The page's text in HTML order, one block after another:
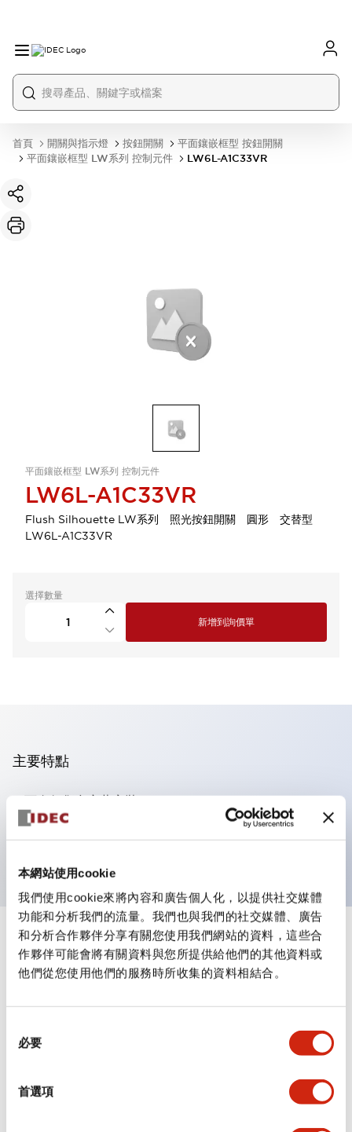
本網站使用cookie
我們使用cookie來將內容和廣告個人化，以提供社交媒體
功能和分析我們的流量。我們也與我們的社交媒體、廣告
和分析合作夥伴分享有關您使用我們網站的資料，這些合
作夥伴可能會將有關資料與您所提供給他們的其他資料或
他們從您使用他們的服務時所收集的資料相結合。
必要
首選項
首頁 開關與指示燈 按鈕開關
平面鑲嵌框型 按鈕開關
平面鑲嵌框型 LW系列 控制元件
LW6L-A1C33VR
平面鑲嵌框型 LW系列 控制元件
LW6L-A1C33VR
Flush Silhouette LW系列 照光按鈕開關 圓形 交替型
LW6L-A1C33VR
選擇數量
新增到詢價單
主要特點
可進行集合密著安裝
附鎖選擇開關採用高安全性的彈子鎖結構
規格 顯示全部
審美規範